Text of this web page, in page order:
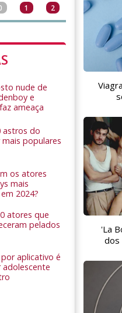
1 2
nude de
e
ameaça
astros do
populares
os atores
mais
2024?
atores que
pelados
aplicativo é
'La
dos